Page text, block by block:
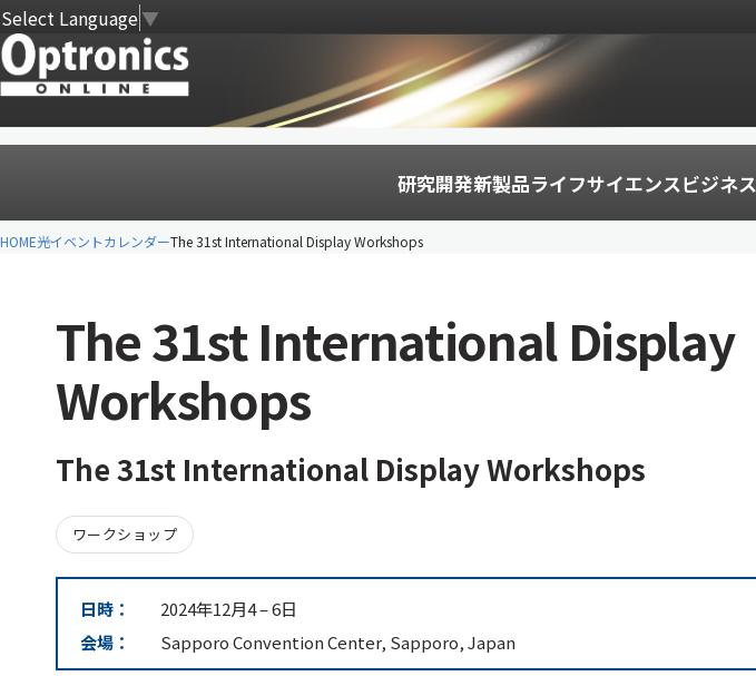
Select Language▼
研究開発新製品ライフサイエンスビジネス
HOME光イベントカレンダーThe 31st International Display Workshops
The 31st International Display
Workshops
The 31st International Display Workshops
ワークショップ
日時： 2024年12月4–6日
会場：
Sapporo Convention Center, Sapporo, Japan